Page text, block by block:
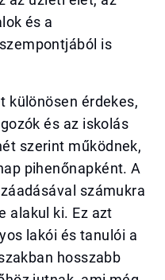
és a
is
különösen érdekes,
és az iskolás
szerint működnek,
pihenőnapként. A
számukra
alakul ki. Ez azt
lakói és tanulói a
hosszabb